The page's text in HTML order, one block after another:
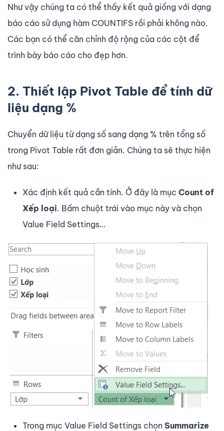
Như vậy chúng ta có thể thấy kết quả giống với dạng
báo cáo sử dụng hàm COUNTIFS rồi phải không nào.
Các bạn có thể căn chỉnh độ rộng của các cột để
trình bày báo cáo cho đẹp hơn.
2. Thiết lập Pivot Table để tính dữ
liệu dạng %
Chuyển dữ liệu từ dạng số sang dạng % trên tổng số
trong Pivot Table rất đơn giản. Chúng ta sẽ thực hiện
như sau:
Xác định kết quả cần tính. Ở đây là mục Count of
Xếp loại. Bấm chuột trái vào mục này và chọn
Value Field Settings…
Trong mục Value Field Settings chọn Summarize